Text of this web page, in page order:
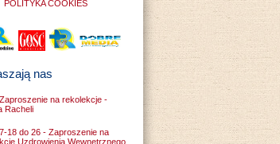
POLITYKA COOKIES
nas
na rekolekcje -
Racheli
18 do 26 - Zaproszenie na
Uzdrowienia Wewnętrznego